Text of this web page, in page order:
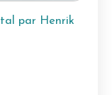
par Henrik